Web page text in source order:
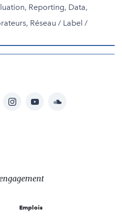
Reporting, Data,
Réseau / Label /
InstagramYouTubeSoundcloud
Emplois